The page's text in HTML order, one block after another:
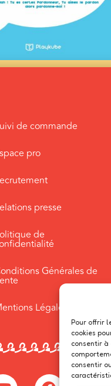
Pour offrir
cookies
consentir à
consentir
de commande
pro
presse
de
Générales de
Légales